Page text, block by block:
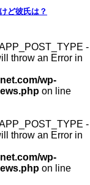
ど彼氏は？
-
throw an Error in
wp-
on line
-
throw an Error in
wp-
on line